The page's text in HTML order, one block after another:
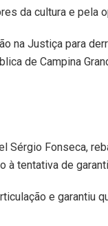
da cultura e pela
na Justiça para
de Campina
Fonseca,
tentativa de
e garantiu